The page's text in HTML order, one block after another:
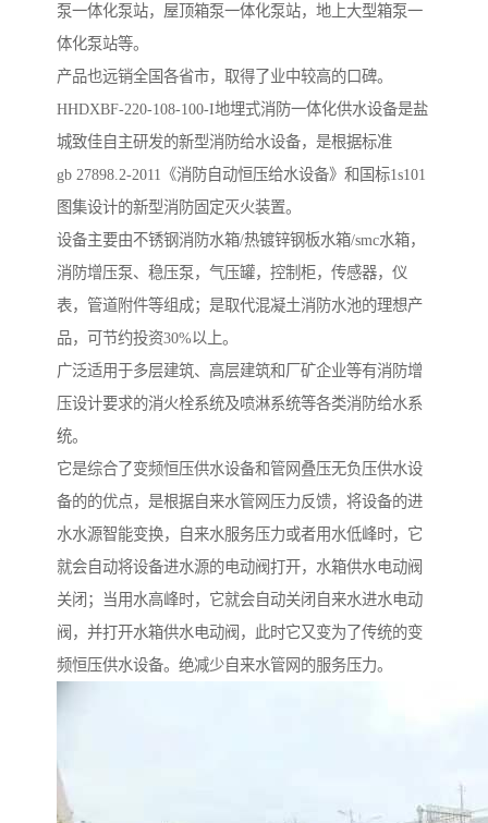
泵一体化泵站，屋顶箱泵一体化泵站，地上大型箱泵一
体化泵站等。
产品也远销全国各省市，取得了业中较高的口碑。
HHDXBF-220-108-100-I地埋式消防一体化供水设备是盐
城致佳自主研发的新型消防给水设备，是根据标准
gb 27898.2-2011《消防自动恒压给水设备》和国标1s101
图集设计的新型消防固定灭火装置。
设备主要由不锈钢消防水箱/热镀锌钢板水箱/smc水箱，
消防增压泵、稳压泵，气压罐，控制柜，传感器，仪
表，管道附件等组成；是取代混凝土消防水池的理想产
品，可节约投资30%以上。
广泛适用于多层建筑、高层建筑和厂矿企业等有消防增
压设计要求的消火栓系统及喷淋系统等各类消防给水系
统。
它是综合了变频恒压供水设备和管网叠压无负压供水设
备的的优点，是根据自来水管网压力反馈，将设备的进
水水源智能变换，自来水服务压力或者用水低峰时，它
就会自动将设备进水源的电动阀打开，水箱供水电动阀
关闭；当用水高峰时，它就会自动关闭自来水进水电动
阀，并打开水箱供水电动阀，此时它又变为了传统的变
频恒压供水设备。绝减少自来水管网的服务压力。